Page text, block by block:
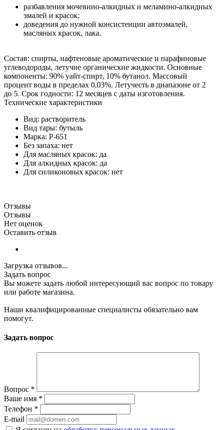
разбавления мочевино-алкидных и меламино-алкидных
эмалей и красок;
доведения до нужной консистенции автоэмалей,
масляных красок, лака.
Состав: спирты, нафтеновые ароматические и парафиновые
углеводороды, летучие органические жидкости. Основные
компоненты: 90% уайт-спирт, 10% бутанол. Массовый
процент воды в пределах 0,03%. Летучесть в диапазоне от 2
до 5. Срок годности: 12 месяцев с даты изготовления.
Технические характеристики
Вид: растворитель
Вид тары: бутыль
Марка: Р-651
Без запаха: нет
Для масляных красок: да
Для алкидных красок: да
Для силиконовых красок: нет
Отзывы
Отзывы
Нет оценок
Оставить отзыв
Загрузка отзывов...
Задать вопрос
Вы можете задать любой интересующий вас вопрос по товару
или работе магазина.
Наши квалифицированные специалисты обязательно вам
помогут.
Задать вопрос
Вопрос *
Ваше имя *
Телефон *
E-mail